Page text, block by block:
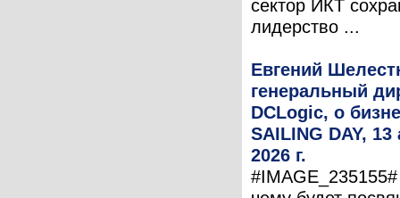
сектор ИКТ
лидерство ...
Евгений
генеральный
DCLogic, о
SAILING DAY, 13
2026 г.